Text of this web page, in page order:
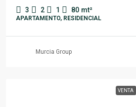
3 2 1 80 mt²
APARTAMENTO, RESIDENCIAL
Murcia Group
VENTA